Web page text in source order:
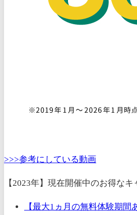
>>>参考にしている動画
【2023年】現在開催中のお得な
【最大1ヵ月の無料体験期